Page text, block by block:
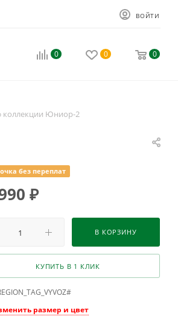
ВОЙТИ
0 0 0
Юниор-2
без переплат
₽
В КОРЗИНУ
КУПИТЬ В 1 КЛИК
размер и цвет